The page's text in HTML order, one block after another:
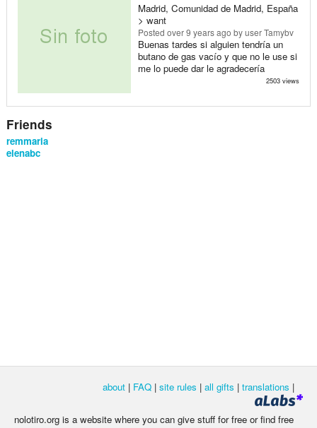
Madrid, Comunidad de Madrid, España
> want
Posted over 9 years ago by user Tamybv
Buenas tardes si alguien tendría un
butano de gas vacío y que no le use si
me lo puede dar le agradecería
2503 views
Friends
remmaria
elenabc
about | FAQ | site rules | all gifts | translations |
nolotiro.org is a website where you can give stuff for free or find free